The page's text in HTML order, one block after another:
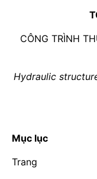
CÔNG TRÌNH
Hydraulic
Mục lục
Trang